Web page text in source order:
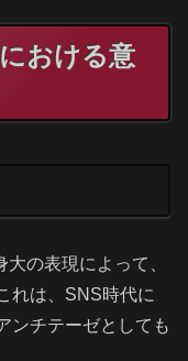
おける意
の表現によって、
れは、SNS時代に
ンチテーゼとしても